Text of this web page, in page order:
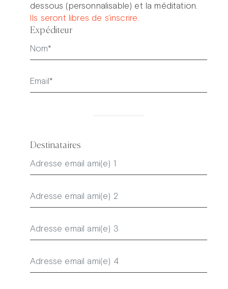
dessous (personnalisable) et la méditation.
Ils seront libres de s'inscrire.
Expéditeur
Destinataires